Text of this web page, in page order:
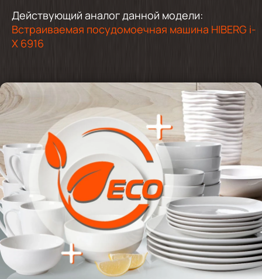
Действующий аналог данной модели:
Встраиваемая посудомоечная машина HIBERG i-
X 6916